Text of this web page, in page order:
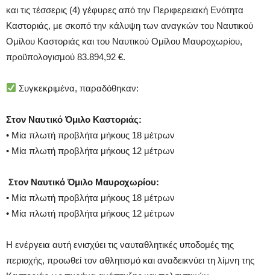
και τις τέσσερις (4) γέφυρες από την Περιφερειακή Ενότητα
Καστοριάς, με σκοπό την κάλυψη των αναγκών του Ναυτικού
Ομίλου Καστοριάς και του Ναυτικού Ομίλου Μαυροχωρίου,
προϋπολογισμού 83.894,92 €.
Συγκεκριμένα, παραδόθηκαν:
Στον Ναυτικό Όμιλο Καστοριάς:
• Μία πλωτή προβλήτα μήκους 18 μέτρων
• Μία πλωτή προβλήτα μήκους 12 μέτρων
Στον Ναυτικό Όμιλο Μαυροχωρίου:
• Μία πλωτή προβλήτα μήκους 18 μέτρων
• Μία πλωτή προβλήτα μήκους 12 μέτρων
Η ενέργεια αυτή ενισχύει τις ναυταθλητικές υποδομές της
περιοχής, προωθεί τον αθλητισμό και αναδεικνύει τη λίμνη της